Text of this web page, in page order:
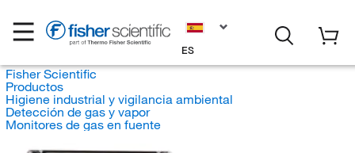
ES
Fisher Scientific
Productos
Higiene industrial y vigilancia ambiental
Detección de gas y vapor
Monitores de gas en fuente